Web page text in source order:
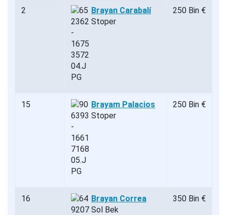
2
Brayan Carabalí
Stoper
250 Bin €
15
Brayam Palacios
Stoper
250 Bin €
16
Brayan Correa
Sol Bek
350 Bin €